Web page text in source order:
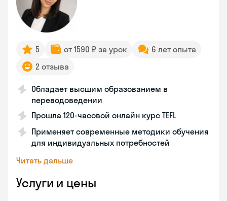
5 от 1590 ₽ за урок
6 лет опыта
2 отзыва
Обладает высшим образованием в
переводоведении
Прошла 120-часовой онлайн курс TEFL
Применяет современные методики обучения
для индивидуальных потребностей
Читать дальше
Услуги и цены